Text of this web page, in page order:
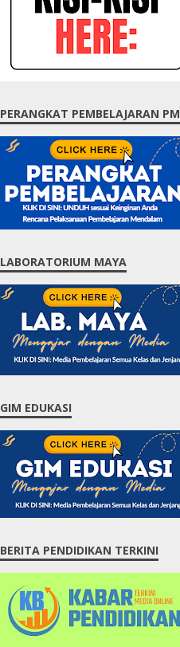
PERANGKAT PEMBELAJARAN PM
LABORATORIUM MAYA
GIM EDUKASI
BERITA PENDIDIKAN TERKINI